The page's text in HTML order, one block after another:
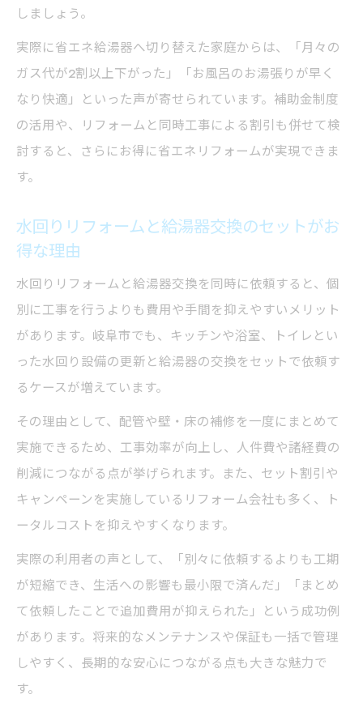
しましょう。
実際に省エネ給湯器へ切り替えた家庭からは、「月々の
ガス代が2割以上下がった」「お風呂のお湯張りが早く
なり快適」といった声が寄せられています。補助金制度
の活用や、リフォームと同時工事による割引も併せて検
討すると、さらにお得に省エネリフォームが実現できま
す。
水回りリフォームと給湯器交換のセットがお
得な理由
水回りリフォームと給湯器交換を同時に依頼すると、個
別に工事を行うよりも費用や手間を抑えやすいメリット
があります。岐阜市でも、キッチンや浴室、トイレとい
った水回り設備の更新と給湯器の交換をセットで依頼す
るケースが増えています。
その理由として、配管や壁・床の補修を一度にまとめて
実施できるため、工事効率が向上し、人件費や諸経費の
削減につながる点が挙げられます。また、セット割引や
キャンペーンを実施しているリフォーム会社も多く、ト
ータルコストを抑えやすくなります。
実際の利用者の声として、「別々に依頼するよりも工期
が短縮でき、生活への影響も最小限で済んだ」「まとめ
て依頼したことで追加費用が抑えられた」という成功例
があります。将来的なメンテナンスや保証も一括で管理
しやすく、長期的な安心につながる点も大きな魅力で
す。